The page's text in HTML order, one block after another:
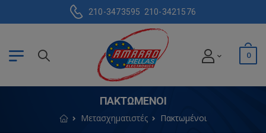
210-3473595 210-3421576
0
ΠΑΚΤΩΜΈΝΟΙ
Μετασχηματιστές Πακτωμένοι